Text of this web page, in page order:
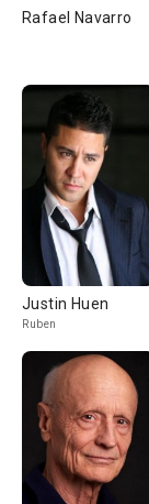
Rafael Navarro
Justin Huen
Ruben